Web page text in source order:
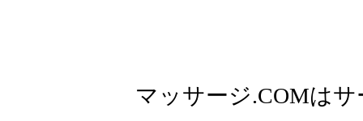
マッサージ.COMは